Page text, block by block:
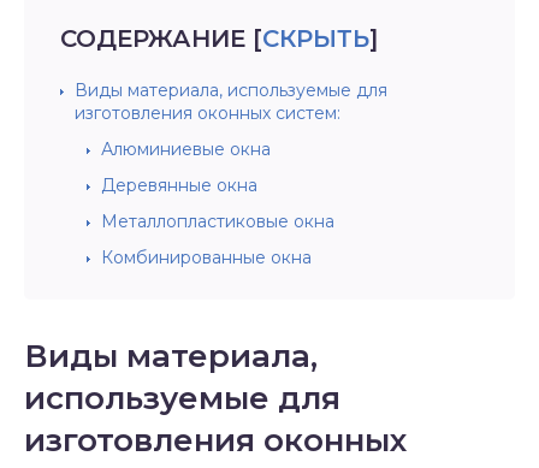
СОДЕРЖАНИЕ [СКРЫТЬ]
Виды материала, используемые для
изготовления оконных систем:
Алюминиевые окна
Деревянные окна
Металлопластиковые окна
Комбинированные окна
Виды материала,
используемые для
изготовления оконных